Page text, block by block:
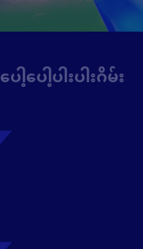
ပေါ့ပေါ့ပါးပါးဂိမ်း